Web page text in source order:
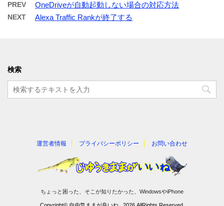
PREV OneDriveが自動起動しない場合の対応方法
NEXT Alexa Traffic Rankが終了する
検索
運営者情報 プライバシーポリシー お問い合わせ
ちょっと困った、そこが知りたかった、WindowsやiPhone